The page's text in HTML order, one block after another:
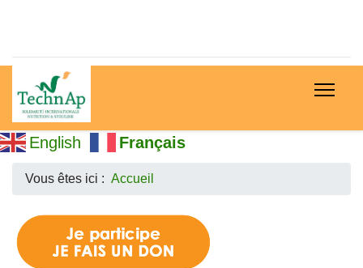
English Français
Vous êtes ici : Accueil